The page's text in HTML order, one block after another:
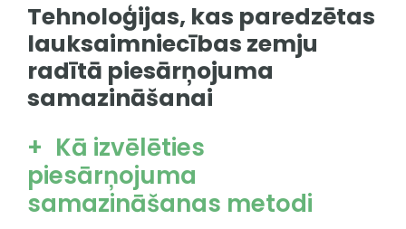
Tehnoloģijas, kas paredzētas
lauksaimniecības zemju
radītā piesārņojuma
samazināšanai
Kā izvēlēties
piesārņojuma
samazināšanas metodi